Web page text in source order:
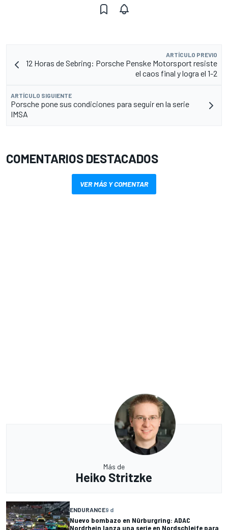
ARTÍCULO PREVIO
12 Horas de Sebring: Porsche Penske Motorsport resiste
el caos final y logra el 1-2
ARTÍCULO SIGUIENTE
Porsche pone sus condiciones para seguir en la serie
IMSA
COMENTARIOS DESTACADOS
VER MÁS Y COMENTAR
Más de
Heiko Stritzke
ENDURANCE9 d
Nuevo bombazo en Nürburgring: ADAC
Nordrhein lanza una serie en Nordschleife para